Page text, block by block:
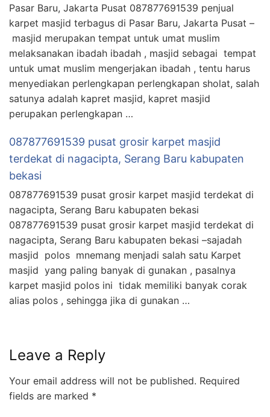
Pasar Baru, Jakarta Pusat 087877691539 penjual
karpet masjid terbagus di Pasar Baru, Jakarta Pusat –
masjid merupakan tempat untuk umat muslim
melaksanakan ibadah ibadah , masjid sebagai tempat
untuk umat muslim mengerjakan ibadah , tentu harus
menyediakan perlengkapan perlengkapan sholat, salah
satunya adalah kapret masjid, kapret masjid
perupakan perlengkapan …
087877691539 pusat grosir karpet masjid
terdekat di nagacipta, Serang Baru kabupaten
bekasi
087877691539 pusat grosir karpet masjid terdekat di
nagacipta, Serang Baru kabupaten bekasi
087877691539 pusat grosir karpet masjid terdekat di
nagacipta, Serang Baru kabupaten bekasi –sajadah
masjid polos mnemang menjadi salah satu Karpet
masjid yang paling banyak di gunakan , pasalnya
karpet masjid polos ini tidak memiliki banyak corak
alias polos , sehingga jika di gunakan …
Leave a Reply
Your email address will not be published. Required
fields are marked *